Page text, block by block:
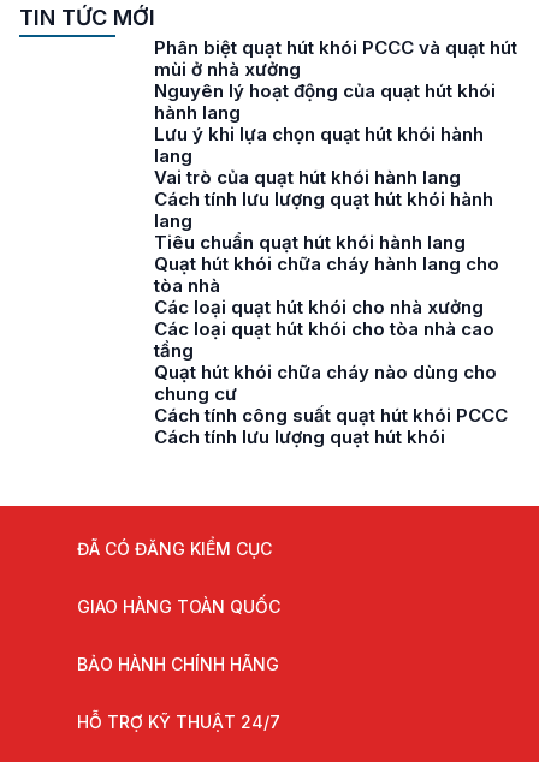
TIN TỨC MỚI
Phân biệt quạt hút khói PCCC và quạt hút
mùi ở nhà xưởng
Nguyên lý hoạt động của quạt hút khói
hành lang
Lưu ý khi lựa chọn quạt hút khói hành
lang
Vai trò của quạt hút khói hành lang
Cách tính lưu lượng quạt hút khói hành
lang
Tiêu chuẩn quạt hút khói hành lang
Quạt hút khói chữa cháy hành lang cho
tòa nhà
Các loại quạt hút khói cho nhà xưởng
Các loại quạt hút khói cho tòa nhà cao
tầng
Quạt hút khói chữa cháy nào dùng cho
chung cư
Cách tính công suất quạt hút khói PCCC
Cách tính lưu lượng quạt hút khói
ĐÃ CÓ ĐĂNG KIỂM CỤC
GIAO HÀNG TOÀN QUỐC
BẢO HÀNH CHÍNH HÃNG
HỖ TRỢ KỸ THUẬT 24/7